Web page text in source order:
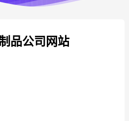
品公司网站